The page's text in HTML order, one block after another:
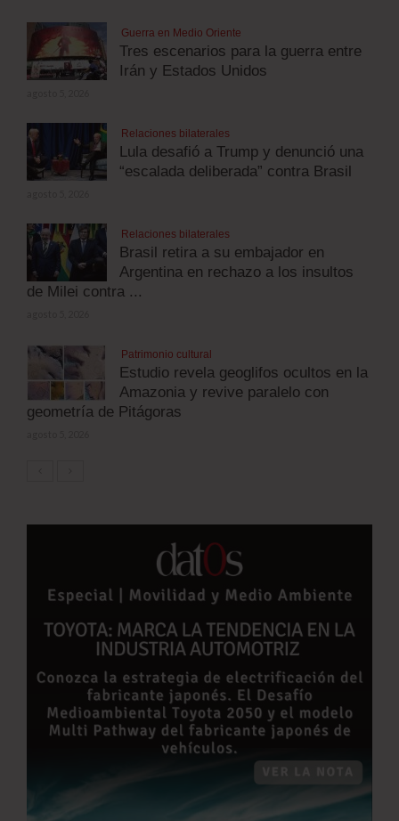
Guerra en Medio Oriente
Tres escenarios para la guerra entre
Irán y Estados Unidos
Relaciones bilaterales
Lula desafió a Trump y denunció una
“escalada deliberada” contra Brasil
Relaciones bilaterales
Brasil retira a su embajador en
Argentina en rechazo a los insultos
de Milei contra ...
Patrimonio cultural
Estudio revela geoglifos ocultos en la
Amazonia y revive paralelo con
geometría de Pitágoras